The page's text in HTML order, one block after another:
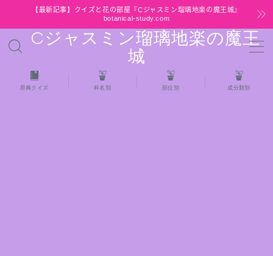
【最新記事】クイズと花の部屋『Cジャスミン瑠璃地楽の魔王城』
botanical-study.com
Cジャスミン瑠璃地楽の魔王
城
MENU
HOME
辞典クイズ 科名別 部位別 成分類別